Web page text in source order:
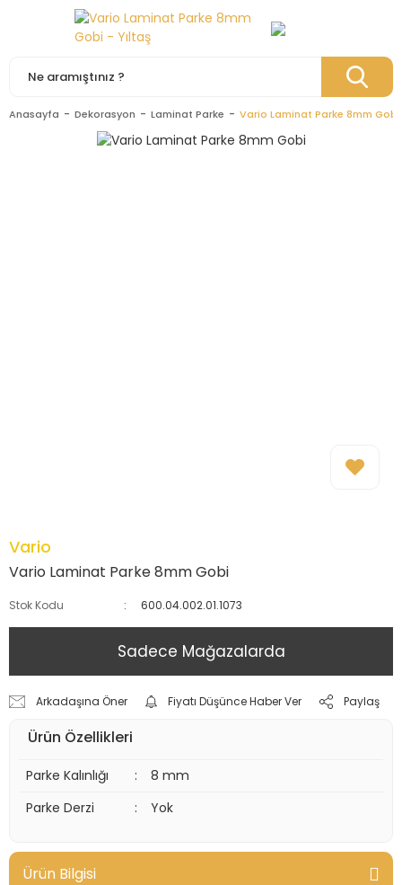
Anasayfa Dekorasyon Laminat Parke Vario Laminat Parke 8mm Gobi
Vario
Vario Laminat Parke 8mm Gobi
Stok Kodu 600.04.002.01.1073
Sadece Mağazalarda
Arkadaşına Öner Fiyatı Düşünce Haber Ver Paylaş
Ürün Özellikleri
Parke Kalınlığı :
8 mm
Parke Derzi
: Yok
Ürün Bilgisi